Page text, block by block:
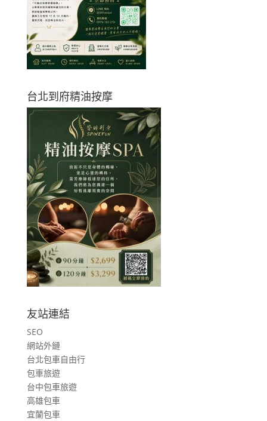
台北到府精油按摩
友站連結
SEO
網站外鏈
台北包車自由行
包車旅遊
台中包車旅遊
高雄包車
宜蘭包車